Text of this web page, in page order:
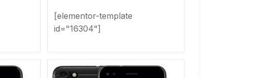
[elementor-template
id="16304"]